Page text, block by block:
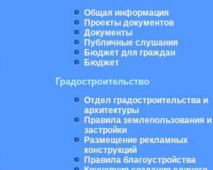
Общая информация
Проекты документов
Документы
Публичные слушания
Бюджет для граждан
Бюджет
Градостроительство
Отдел градостроительства и
архитектуры
Правила землепользования и
застройки
Размещение рекламных
конструкций
Правила благоустройства